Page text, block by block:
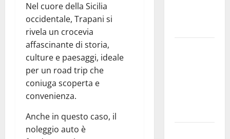
Nel cuore della Sicilia
occidentale, Trapani si
rivela un crocevia
affascinante di storia,
culture e paesaggi, ideale
per un road trip che
coniuga scoperta e
convenienza.
Anche in questo caso, il
noleggio auto è